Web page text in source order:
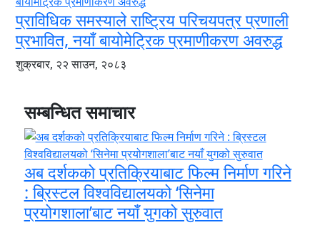
प्राविधिक समस्याले राष्ट्रिय परिचयपत्र प्रणाली
प्रभावित, नयाँ बायोमेट्रिक प्रमाणीकरण अवरुद्ध
शुक्रबार, २२ साउन, २०८३
सम्बन्धित समाचार
अब दर्शकको प्रतिक्रियाबाट फिल्म निर्माण गरिने
: ब्रिस्टल विश्वविद्यालयको ‘सिनेमा
प्रयोगशाला’बाट नयाँ युगको सुरुवात